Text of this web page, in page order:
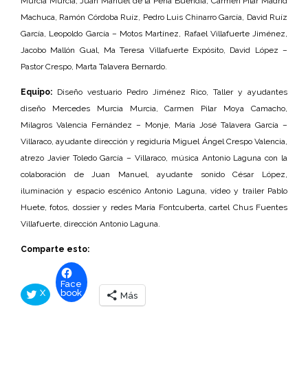
Machuca, Ramón Córdoba Ruíz, Pedro Luis Chinarro García, David Ruíz
García, Leopoldo García – Motos Martínez, Rafael Villafuerte Jiménez,
Jacobo Mallón Gual, Ma Teresa Villafuerte Expósito, David López –
Pastor Crespo, Marta Talavera Bernardo.
Equipo: Diseño vestuario Pedro Jiménez Rico, Taller y ayudantes
diseño Mercedes Murcia Murcia, Carmen Pilar Moya Camacho,
Milagros Valencia Fernández – Monje, María José Talavera García –
Villaraco, ayudante dirección y regiduría Miguel Ángel Crespo Valencia,
atrezo Javier Toledo García – Villaraco, música Antonio Laguna con la
colaboración de Juan Manuel, ayudante sonido César López,
iluminación y espacio escénico Antonio Laguna, vídeo y trailer Pablo
Huete, fotos, dossier y redes María Fontcuberta, cartel Chus Fuentes
Villafuerte, dirección Antonio Laguna.
Comparte esto:
X
Face
book
Más